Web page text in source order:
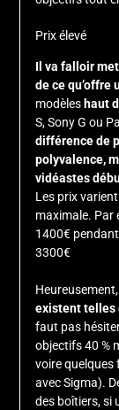
Prix élevé
Il va falloir
de ce qu’offre
modèles haut
S, Sony G ou
différence de
polyvalence,
vidéastes
Les prix
maximale. Par
1400€
3300€
Heureusement,
existent telles
faut pas
objectifs 40 %
voire quelques
avec Sigma).
des boîtiers, si